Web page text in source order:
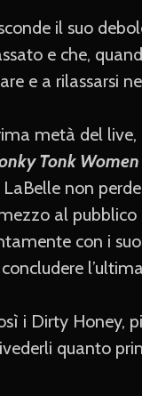
il suo
e che,
e a rilassarsi
metà del
Tonk Women
non
al
con i
i Dirty Honey,
quanto